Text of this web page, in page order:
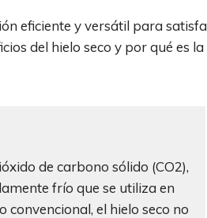
eficiente y versátil para
del hielo seco y por qué
de carbono sólido (CO2),
frío que se utiliza en
convencional, el hielo seco no